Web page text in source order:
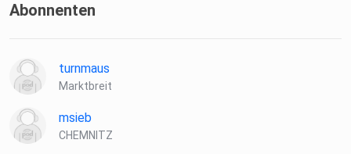
Abonnenten
turnmaus
Marktbreit
msieb
CHEMNITZ